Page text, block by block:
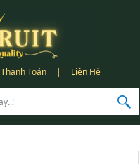
Thanh Toán | Liên Hệ